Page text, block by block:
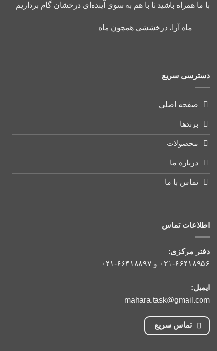
با ما همراه باشید تا با هم به سوی آینده‌ای درخشان گام برداریم.
ماه آرا، درخششی همچون ماه
دسترسی سریع
صفحه اصلی
برندها
محصولات
درباره ما
تماس با ما
اطلاعات تماس
دفتر مرکزی:
۰۲۱-۶۶۴۱۸۹۵۶ و ۰۲۱-۶۶۴۱۸۸۹۷
ایمیل:
mahara.task@gmail.com
تماس سریع